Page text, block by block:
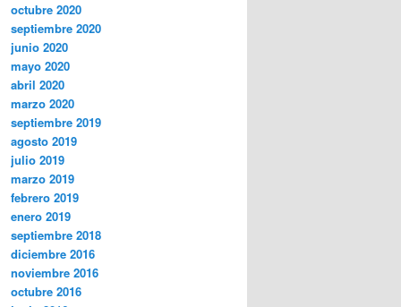
octubre 2020
septiembre 2020
junio 2020
mayo 2020
abril 2020
marzo 2020
septiembre 2019
agosto 2019
julio 2019
marzo 2019
febrero 2019
enero 2019
septiembre 2018
diciembre 2016
noviembre 2016
octubre 2016